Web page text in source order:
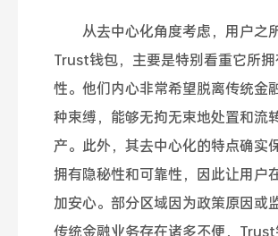
从去中心化角度考虑，用户之
Trust钱包，主要是特别看重它所
性。他们内心非常希望脱离传统金
种束缚，能够无拘无束地处置和流
产。此外，其去中心化的特点确实
拥有隐秘性和可靠性，因此让用户
加安心。部分区域因为政策原因或
传统金融业务存在诸多不便，